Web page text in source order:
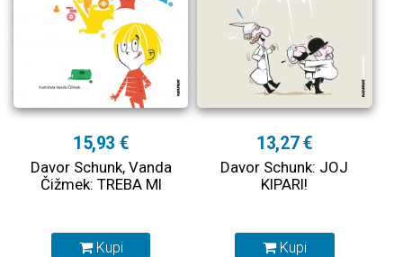
15,93 €
Davor Schunk, Vanda
Čižmek: TREBA MI
Kupi
13,27 €
Davor Schunk: JOJ
KIPARI!
Kupi